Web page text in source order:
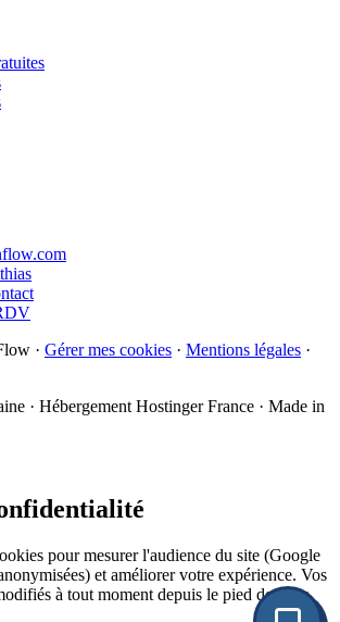
· Gérer mes cookies · Mentions légales ·
· Hébergement Hostinger France · Made in
pour mesurer l'audience du site (Google
et améliorer votre expérience. Vos
à tout moment depuis le pied de page.